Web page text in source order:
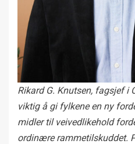
Rikard G. Knutsen, fagsjef i
viktig å gi fylkene en ny
midler til veivedlikehold
ordinære rammetilskuddet.